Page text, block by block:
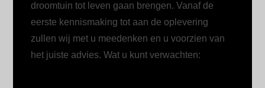
droomtuin tot leven gaan brengen. Vanaf de
eerste kennismaking tot aan de oplevering
zullen wij met u meedenken en u voorzien van
het juiste advies. Wat u kunt verwachten: